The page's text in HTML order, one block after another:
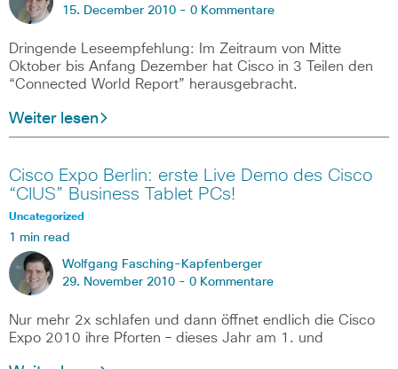
15. December 2010 - 0 Kommentare
Dringende Leseempfehlung: Im Zeitraum von Mitte
Oktober bis Anfang Dezember hat Cisco in 3 Teilen den
“Connected World Report” herausgebracht.
Weiter lesen
Cisco Expo Berlin: erste Live Demo des Cisco
“CIUS” Business Tablet PCs!
Uncategorized
1 min read
Wolfgang Fasching-Kapfenberger
29. November 2010 - 0 Kommentare
Nur mehr 2x schlafen und dann öffnet endlich die Cisco
Expo 2010 ihre Pforten – dieses Jahr am 1. und